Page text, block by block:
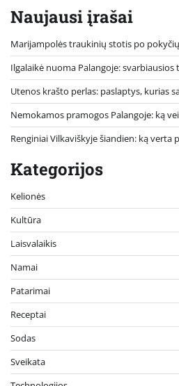
Naujausi įrašai
Marijampolės traukinių stotis po
Ilgalaikė nuoma Palangoje:
Utenos krašto perlas: paslaptys, kurias
Nemokamos pramogos Palangoje: ką
Renginiai Vilkaviškyje šiandien: ką verta
Kategorijos
Kelionės
Kultūra
Laisvalaikis
Namai
Patarimai
Receptai
Sodas
Sveikata